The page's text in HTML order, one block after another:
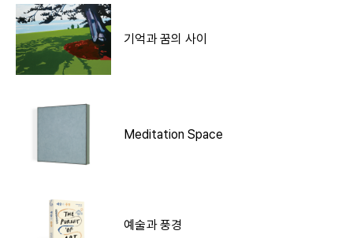
기억과 꿈의 사이
Meditation Space
예술과 풍경